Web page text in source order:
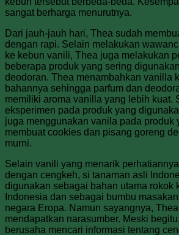
sangat berharga menurutnya.
Dari jauh-jauh hari, Thea sudah
dengan rapi. Selain melakukan
ke kebun vanili, Thea juga melakukan
beberapa produk yang sering
deodoran. Thea menambahkan vanilla
bahannya sehingga parfum dan
memiliki aroma vanilla yang lebih kuat.
eksperimen pada produk yang
juga menggunakan vanila pada produk
membuat cookies dan pisang goreng
murni.
Selain vanili yang menarik
dengan cengkeh, si tanaman asli
digunakan sebagai bahan utama rokok
Indonesia dan sebagai bumbu
negara Eropa. Namun sayangnya,
mendapatkan narasumber. Meski
berusaha mencari informasi tentang